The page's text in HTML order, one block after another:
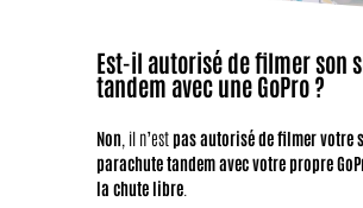
Est-il autorisé de filmer son
tandem avec une GoPro ?
Non, il n’estpas autorisé de filmer votre
parachute tandem avec votre propre
la chute libre.